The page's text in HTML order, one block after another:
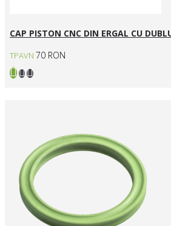
CAP PISTON CNC DIN ERGAL CU
TPAVN 70 RON